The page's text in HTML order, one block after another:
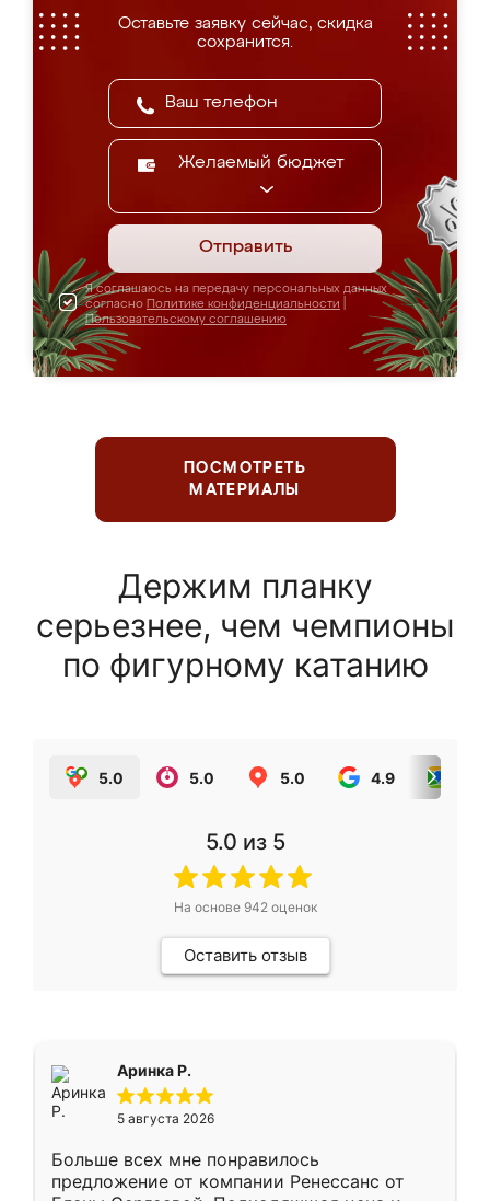
Оставьте заявку сейчас, скидка
сохранится.
Желаемый бюджет
Отправить
Я соглашаюсь на передачу персональных данных
согласно Политике конфиденциальности
Пользовательскому соглашению
ПОСМОТРЕТЬ
МАТЕРИАЛЫ
Держим планку
серьезнее, чем чемпионы
по фигурному катанию
5.0 5.0 5.0 4.9
5.0 из 5
На основе 942оценок
Оставить отзыв
Аринка Р.
5 августа 2026
Больше всех мне понравилось
предложение от компании Ренессанс от